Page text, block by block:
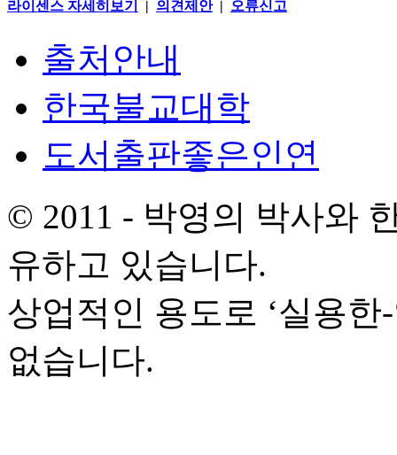
라이센스 자세히보기 | 의견제안| 오류신고
출처안내
한국불교대학
도서출판좋은인연
© 2011 - 박영의 박사와
유하고 있습니다.
상업적인 용도로 ‘실용
없습니다.